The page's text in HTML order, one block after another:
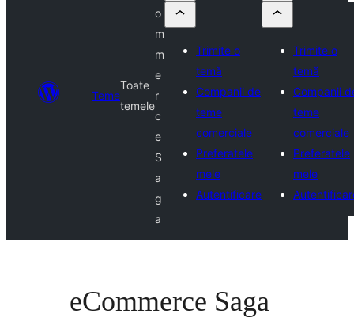
Teme
Toate
temele
o
m
m
e
r
c
e
S
a
g
a
Trimite o
temă
Companii de
teme
comerciale
Preferatele
mele
Autentificare
Trimite o
temă
Companii
teme
comerciale
Preferatele
mele
eCommerce Saga